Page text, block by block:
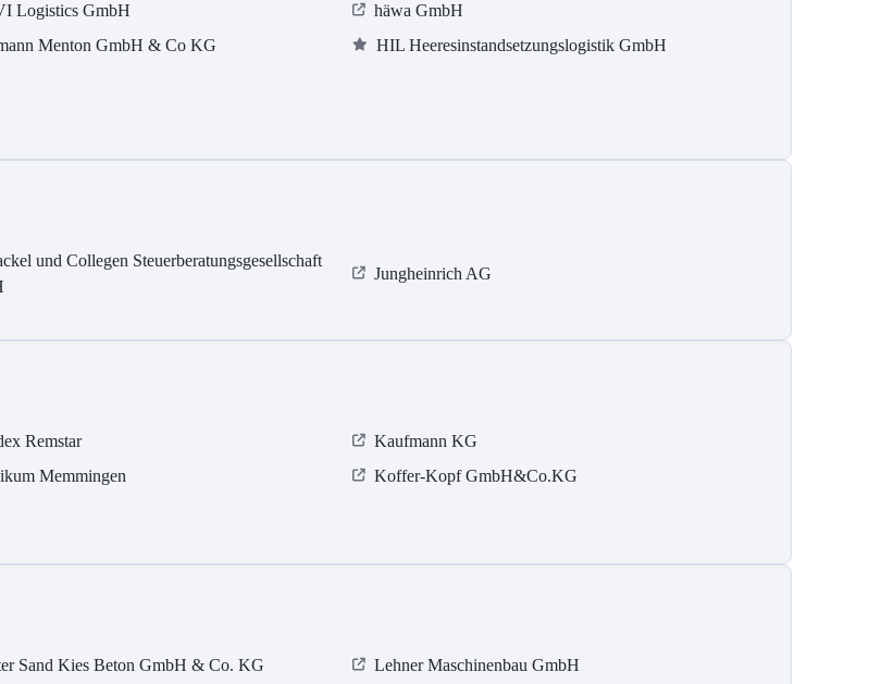
Logistics GmbH
häwa GmbH
Menton GmbH & Co KG
HIL Heeresinstandsetzungslogistik GmbH
und Collegen Steuerberatungsgesellschaft
Jungheinrich AG
Remstar
Kaufmann KG
Memmingen
Koffer-Kopf GmbH&Co.KG
Sand Kies Beton GmbH & Co. KG Lehner Maschinenbau GmbH